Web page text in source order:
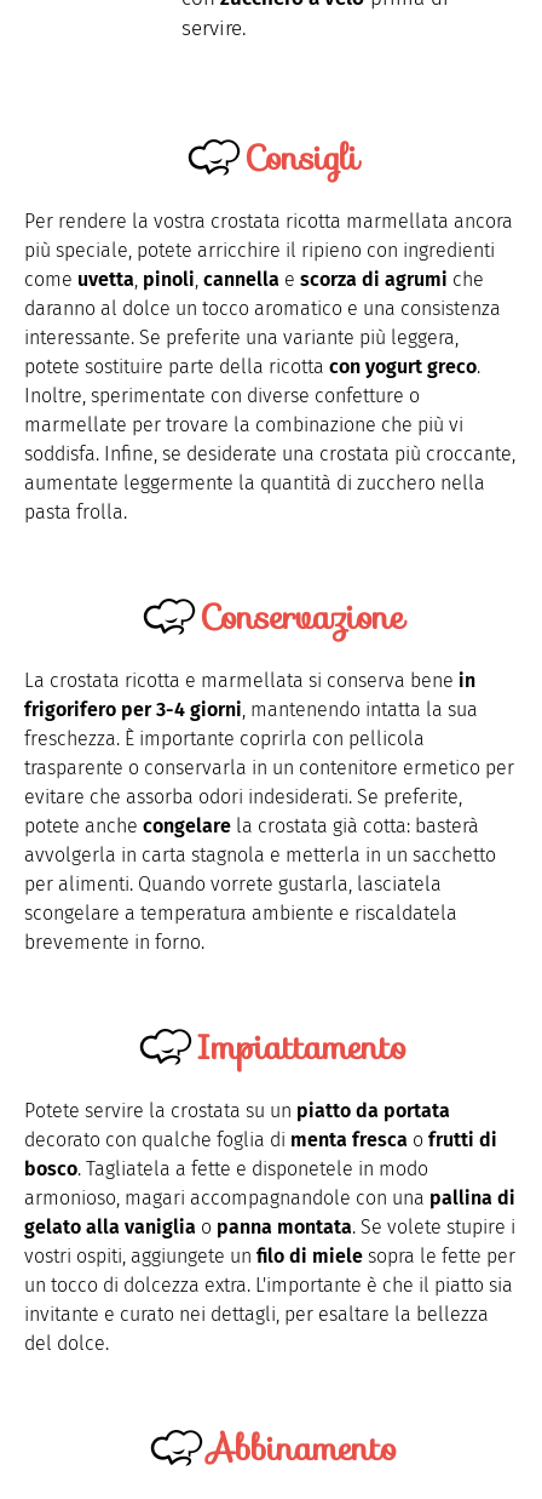
servire.
Consigli
Per rendere la vostra crostata ricotta marmellata ancora
più speciale, potete arricchire il ripieno con ingredienti
come uvetta, pinoli, cannella e scorza di agrumi che
daranno al dolce un tocco aromatico e una consistenza
interessante. Se preferite una variante più leggera,
potete sostituire parte della ricotta con yogurt greco.
Inoltre, sperimentate con diverse confetture o
marmellate per trovare la combinazione che più vi
soddisfa. Infine, se desiderate una crostata più croccante,
aumentate leggermente la quantità di zucchero nella
pasta frolla.
Conservazione
La crostata ricotta e marmellata si conserva bene in
frigorifero per 3-4 giorni, mantenendo intatta la sua
freschezza. È importante coprirla con pellicola
trasparente o conservarla in un contenitore ermetico per
evitare che assorba odori indesiderati. Se preferite,
potete anche congelare la crostata già cotta: basterà
avvolgerla in carta stagnola e metterla in un sacchetto
per alimenti. Quando vorrete gustarla, lasciatela
scongelare a temperatura ambiente e riscaldatela
brevemente in forno.
Impiattamento
Potete servire la crostata su un piatto da portata
decorato con qualche foglia di menta fresca o frutti di
bosco. Tagliatela a fette e disponetele in modo
armonioso, magari accompagnandole con una pallina di
gelato alla vaniglia o panna montata. Se volete stupire i
vostri ospiti, aggiungete un filo di miele sopra le fette per
un tocco di dolcezza extra. L'importante è che il piatto sia
invitante e curato nei dettagli, per esaltare la bellezza
del dolce.
Abbinamento